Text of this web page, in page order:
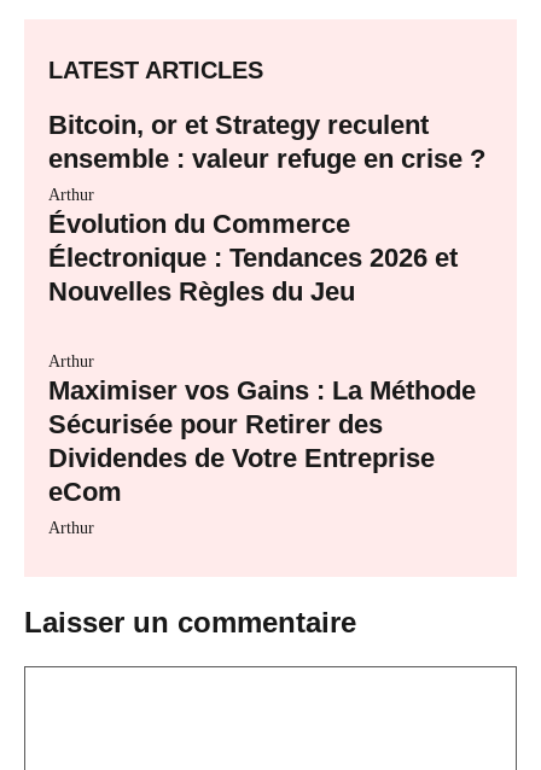
LATEST ARTICLES
Bitcoin, or et Strategy reculent
ensemble : valeur refuge en crise ?
Arthur
Évolution du Commerce
Électronique : Tendances 2026 et
Nouvelles Règles du Jeu
Arthur
Maximiser vos Gains : La Méthode
Sécurisée pour Retirer des
Dividendes de Votre Entreprise
eCom
Arthur
Laisser un commentaire